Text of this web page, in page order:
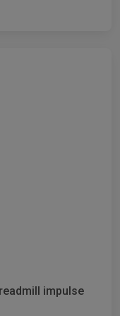
impulse